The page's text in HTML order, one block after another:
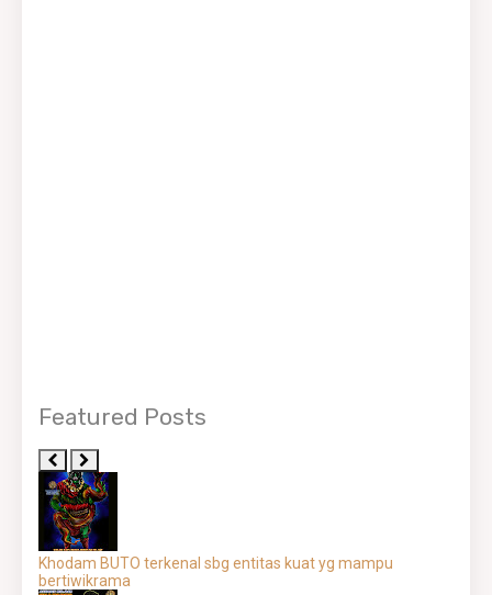
Featured Posts
Khodam BUTO terkenal sbg entitas kuat yg mampu
bertiwikrama